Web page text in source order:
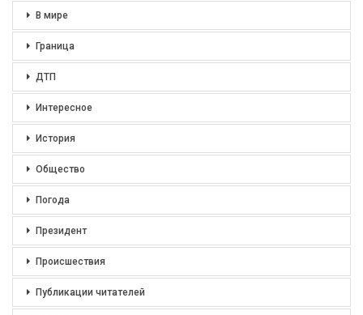
В мире
Граница
ДТП
Интересное
История
Общество
Погода
Президент
Происшествия
Публикации читателей